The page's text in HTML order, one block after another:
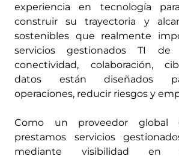
experiencia en tecnología
construir su trayectoria y
sostenibles que realmente
servicios gestionados TI de
conectividad, colaboración,
datos están diseñados
operaciones, reducir riesgos y
Como un proveedor global
prestamos servicios
mediante visibilidad en